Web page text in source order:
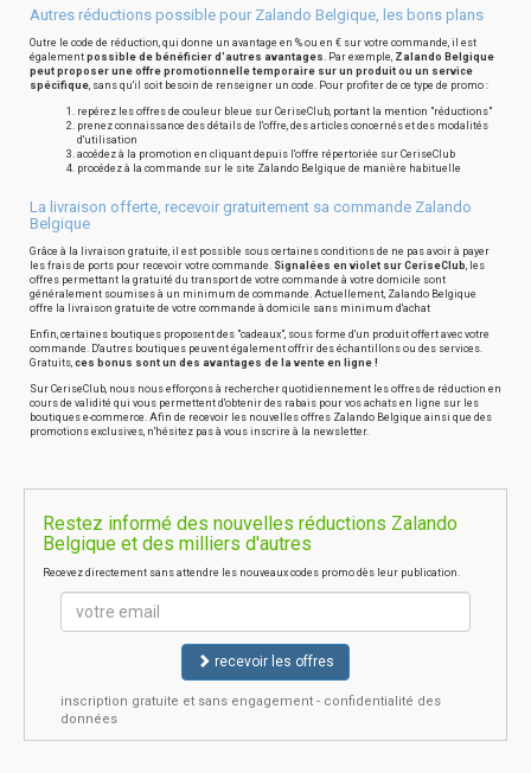
Autres réductions possible pour Zalando Belgique, les bons plans
Outre le code de réduction, qui donne un avantage en % ou en € sur votre commande, il est
également possible de bénéficier d'autres avantages. Par exemple, Zalando Belgique
peut proposer une offre promotionnelle temporaire sur un produit ou un service
spécifique, sans qu'il soit besoin de renseigner un code. Pour profiter de ce type de promo :
repérez les offres de couleur bleue sur CeriseClub, portant la mention "réductions"
prenez connaissance des détails de l'offre, des articles concernés et des modalités
d'utilisation
accédez à la promotion en cliquant depuis l'offre répertoriée sur CeriseClub
procédez à la commande sur le site Zalando Belgique de manière habituelle
La livraison offerte, recevoir gratuitement sa commande Zalando
Belgique
Grâce à la livraison gratuite, il est possible sous certaines conditions de ne pas avoir à payer
les frais de ports pour recevoir votre commande. Signalées en violet sur CeriseClub, les
offres permettant la gratuité du transport de votre commande à votre domicile sont
généralement soumises à un minimum de commande. Actuellement, Zalando Belgique
offre la livraison gratuite de votre commande à domicile sans minimum d'achat
Enfin, certaines boutiques proposent des "cadeaux", sous forme d'un produit offert avec votre
commande. D'autres boutiques peuvent également offrir des échantillons ou des services.
Gratuits, ces bonus sont un des avantages de la vente en ligne !
Sur CeriseClub, nous nous efforçons à rechercher quotidiennement les offres de réduction en
cours de validité qui vous permettent d'obtenir des rabais pour vos achats en ligne sur les
boutiques e-commerce. Afin de recevoir les nouvelles offres Zalando Belgique ainsi que des
promotions exclusives, n'hésitez pas à vous inscrire à la newsletter.
Restez informé des nouvelles réductions Zalando
Belgique et des milliers d'autres
Recevez directement sans attendre les nouveaux codes promo dès leur publication.
recevoir les offres
inscription gratuite et sans engagement - confidentialité des
données